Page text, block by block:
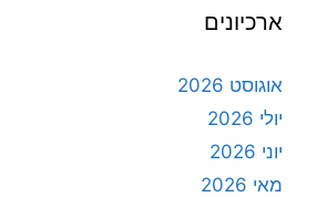
ארכיונים
אוגוסט 2026
יולי 2026
יוני 2026
מאי 2026